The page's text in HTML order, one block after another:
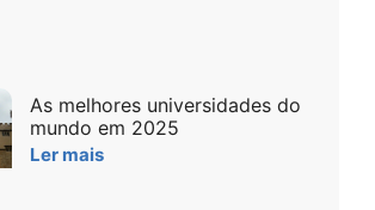
As melhores universidades do
mundo em 2025
Ler mais